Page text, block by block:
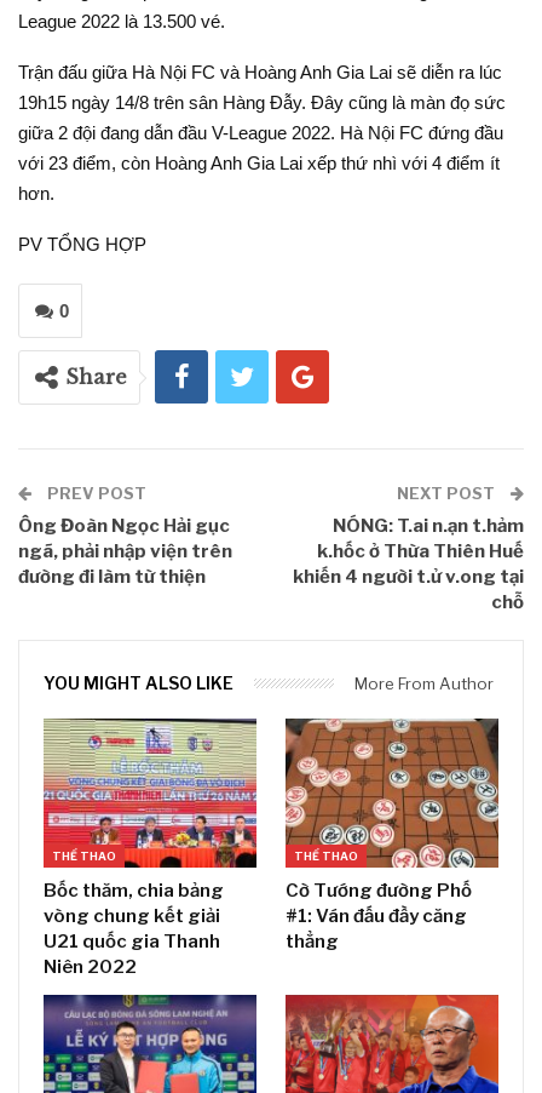
League 2022 là 13.500 vé.
Trận đấu giữa Hà Nội FC và Hoàng Anh Gia Lai sẽ diễn ra lúc
19h15 ngày 14/8 trên sân Hàng Đẫy. Đây cũng là màn đọ sức
giữa 2 đội đang dẫn đầu V-League 2022. Hà Nội FC đứng đầu
với 23 điểm, còn Hoàng Anh Gia Lai xếp thứ nhì với 4 điểm ít
hơn.
PV TỔNG HỢP
0
Share
PREV POST
Ông Đoàn Ngọc Hải gục
ngã, phải nhập viện trên
đường đi làm từ thiện
NEXT POST
NÓNG: T.ai n.ạn t.hảm
k.hốc ở Thừa Thiên Huế
khiến 4 người t.ử v.ong tại
chỗ
YOU MIGHT ALSO LIKE More From Author
THỂ THAO
Bốc thăm, chia bảng
vòng chung kết giải
U21 quốc gia Thanh
Niên 2022
THỂ THAO
Cờ Tướng đường Phố
#1: Ván đấu đầy căng
thẳng